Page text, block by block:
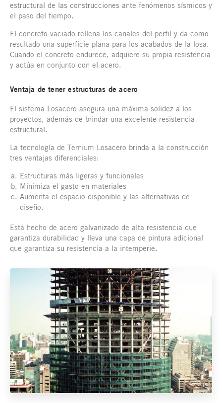
estructural de las construcciones ante fenómenos sísmicos y
el paso del tiempo.
El concreto vaciado rellena los canales del perfil y da como
resultado una superficie plana para los acabados de la losa.
Cuando el concreto endurece, adquiere su propia resistencia
y actúa en conjunto con el acero.
Ventaja de tener estructuras de acero
El sistema Losacero asegura una máxima solidez a los
proyectos, además de brindar una excelente resistencia
estructural.
La tecnología de Ternium Losacero brinda a la construcción
tres ventajas diferenciales:
Estructuras más ligeras y funcionales
Minimiza el gasto en materiales
Aumenta el espacio disponible y las alternativas de
diseño.
Está hecho de acero galvanizado de alta resistencia que
garantiza durabilidad y lleva una capa de pintura adicional
que garantiza su resistencia a la intemperie.